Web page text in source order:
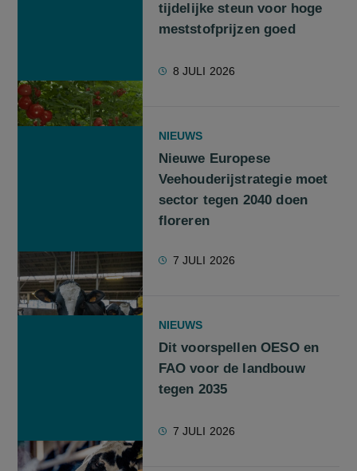
tijdelijke steun voor hoge
meststofprijzen goed
8 JULI 2026
NIEUWS
Nieuwe Europese
Veehouderijstrategie moet
sector tegen 2040 doen
floreren
7 JULI 2026
NIEUWS
Dit voorspellen OESO en
FAO voor de landbouw
tegen 2035
7 JULI 2026